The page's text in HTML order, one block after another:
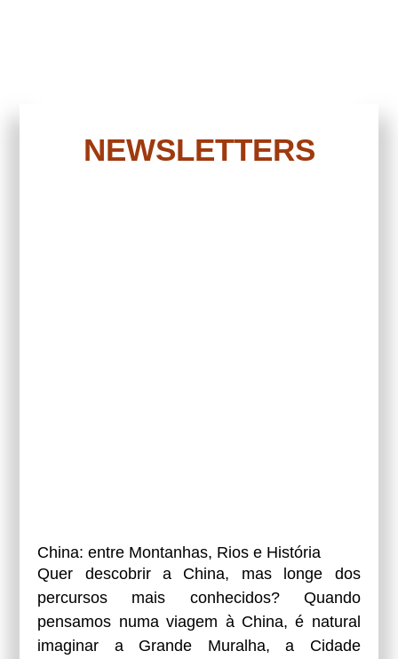
NEWSLETTERS
China: entre Montanhas, Rios e História
Quer descobrir a China, mas longe dos
percursos mais conhecidos? Quando
pensamos numa viagem à China, é natural
imaginar a Grande Muralha, a Cidade